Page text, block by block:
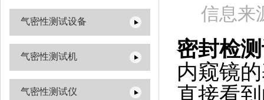
气密性测试设备
气密性测试机
气密性测试仪
信息来
密封检
内窥镜
直接看